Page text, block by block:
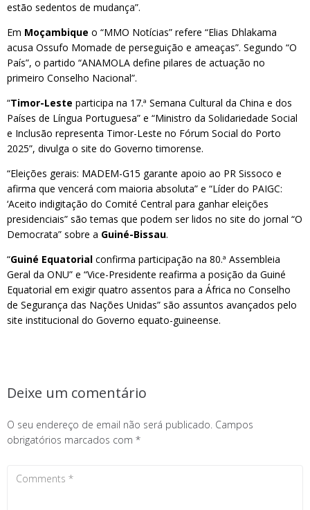
estão sedentos de mudança”.
Em Moçambique o “MMO Notícias” refere “Elias Dhlakama
acusa Ossufo Momade de perseguição e ameaças”. Segundo “O
País”, o partido “ANAMOLA define pilares de actuação no
primeiro Conselho Nacional”.
“Timor-Leste participa na 17.ª Semana Cultural da China e dos
Países de Língua Portuguesa” e “Ministro da Solidariedade Social
e Inclusão representa Timor-Leste no Fórum Social do Porto
2025”, divulga o site do Governo timorense.
“Eleições gerais: MADEM-G15 garante apoio ao PR Sissoco e
afirma que vencerá com maioria absoluta” e “Líder do PAIGC:
‘Aceito indigitação do Comité Central para ganhar eleições
presidenciais” são temas que podem ser lidos no site do jornal “O
Democrata” sobre a Guiné-Bissau.
“Guiné Equatorial confirma participação na 80.ª Assembleia
Geral da ONU” e “Vice-Presidente reafirma a posição da Guiné
Equatorial em exigir quatro assentos para a África no Conselho
de Segurança das Nações Unidas” são assuntos avançados pelo
site institucional do Governo equato-guineense.
Deixe um comentário
O seu endereço de email não será publicado. Campos
obrigatórios marcados com *